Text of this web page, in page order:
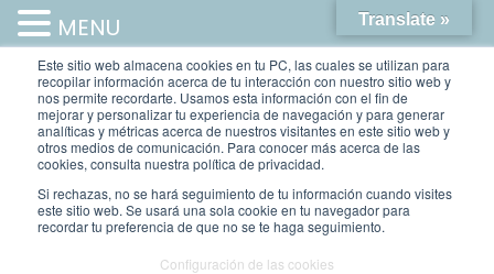
Este sitio web almacena cookies en tu PC, las cuales se utilizan para
recopilar información acerca de tu interacción con nuestro sitio web y
nos permite recordarte. Usamos esta información con el fin de
mejorar y personalizar tu experiencia de navegación y para generar
analíticas y métricas acerca de nuestros visitantes en este sitio web y
otros medios de comunicación. Para conocer más acerca de las
cookies, consulta nuestra política de privacidad.
Si rechazas, no se hará seguimiento de tu información cuando visites
este sitio web. Se usará una sola cookie en tu navegador para
recordar tu preferencia de que no se te haga seguimiento.
Configuración de las cookies
LIMPIEZA DENTAL
Translate »
MENU